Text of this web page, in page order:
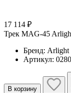
17 114 ₽
Трек MAG-45
Бренд: Arlight
Артикул:
В корзину